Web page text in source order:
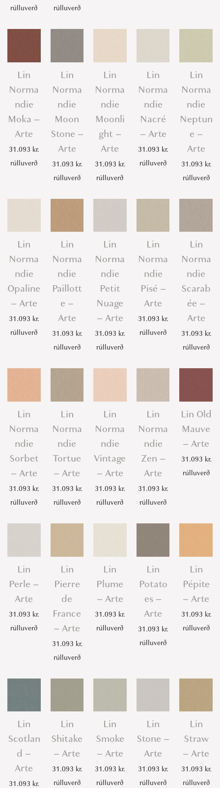
rúlluverð
rúlluverð
Lin
Norma
ndie
Moka –
Arte
31.093 kr.
rúlluverð
Lin
Norma
ndie
Moon
Stone –
Arte
31.093 kr.
rúlluverð
Lin
Norma
ndie
Moonli
ght –
Arte
31.093 kr.
rúlluverð
Lin
Norma
ndie
Nacré
– Arte
31.093 kr.
rúlluverð
Lin
Norma
ndie
Neptun
e –
Arte
31.093 kr.
rúlluverð
Lin
Norma
ndie
Opaline
– Arte
31.093 kr.
rúlluverð
Lin
Norma
ndie
Paillott
e –
Arte
31.093 kr.
rúlluverð
Lin
Norma
ndie
Petit
Nuage
– Arte
31.093 kr.
rúlluverð
Lin
Norma
ndie
Pisé –
Arte
31.093 kr.
rúlluverð
Lin
Norma
ndie
Scarab
ée –
Arte
31.093 kr.
rúlluverð
Lin
Norma
ndie
Sorbet
– Arte
31.093 kr.
rúlluverð
Lin
Norma
ndie
Tortue
– Arte
31.093 kr.
rúlluverð
Lin
Norma
ndie
Vintage
– Arte
31.093 kr.
rúlluverð
Lin
Norma
ndie
Zen –
Arte
31.093 kr.
rúlluverð
Lin Old
Mauve
– Arte
31.093 kr.
rúlluverð
Lin
Perle –
Arte
31.093 kr.
rúlluverð
Lin
Pierre
de
France
– Arte
31.093 kr.
rúlluverð
Lin
Plume
– Arte
31.093 kr.
rúlluverð
Lin
Potato
es –
Arte
31.093 kr.
rúlluverð
Lin
Pépite
– Arte
31.093 kr.
rúlluverð
Lin
Scotlan
d –
Arte
31.093 kr.
Lin
Shitake
– Arte
31.093 kr.
rúlluverð
Lin
Smoke
– Arte
31.093 kr.
rúlluverð
Lin
Stone –
Arte
31.093 kr.
rúlluverð
Lin
Straw
– Arte
31.093 kr.
rúlluverð